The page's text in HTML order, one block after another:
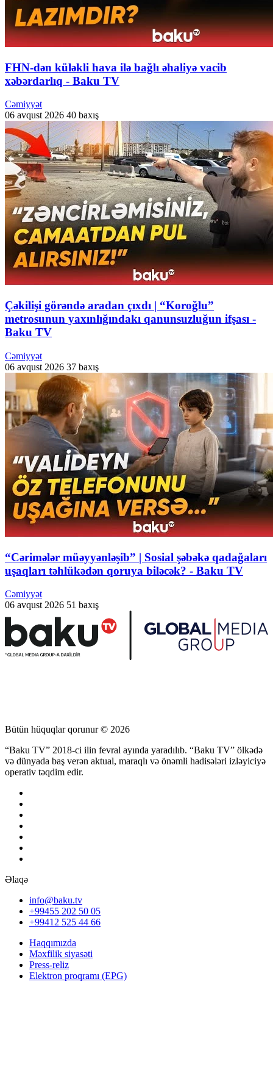
FHN-dən küləkli hava ilə bağlı əhaliyə vacib
xəbərdarlıq - Baku TV
Cəmiyyət
06 avqust 2026 40 baxış
Çəkilişi görəndə aradan çıxdı | “Koroğlu”
metrosunun yaxınlığındakı qanunsuzluğun ifşası -
Baku TV
Cəmiyyət
06 avqust 2026 37 baxış
“Cərimələr müəyyənləşib” | Sosial şəbəkə qadağaları
uşaqları təhlükədən qoruya biləcək? - Baku TV
Cəmiyyət
06 avqust 2026 51 baxış
Bütün hüquqlar qorunur © 2026
“Baku TV” 2018-ci ilin fevral ayında yaradılıb. “Baku TV” ölkədə
və dünyada baş verən aktual, maraqlı və önəmli hadisələri izləyiciyə
operativ təqdim edir.
Əlaqə
info@baku.tv
+99455 202 50 05
+99412 525 44 66
Haqqımızda
Məxfilik siyasəti
Press-reliz
Elektron proqramı (EPG)